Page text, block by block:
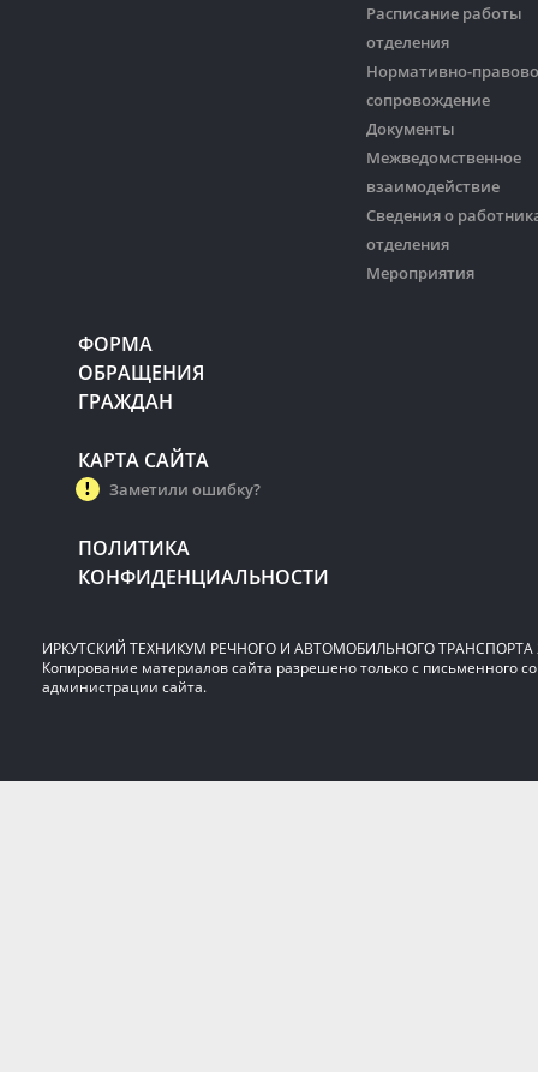
Расписание работы
отделения
Нормативно-
сопровождение
Документы
Межведомственное
взаимодействие
Сведения о
отделения
Мероприятия
ФОРМА
ОБРАЩЕНИЯ
ГРАЖДАН
КАРТА САЙТА
Заметили ошибку?
ПОЛИТИКА
КОНФИДЕНЦИАЛЬНОСТИ
ИРКУТСКИЙ ТЕХНИКУМ РЕЧНОГО И АВТОМОБИЛЬНОГО ТРАНСПОРТА
Копирование материалов сайта разрешено только с письменного
администрации сайта.